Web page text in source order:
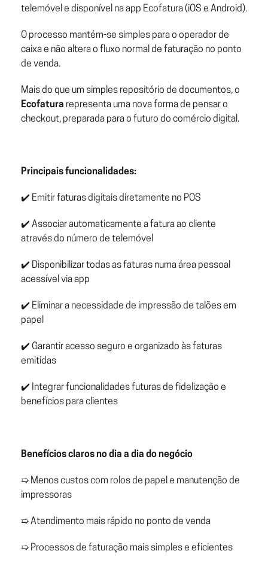
telemóvel e disponível na app Ecofatura (iOS e Android).
O processo mantém-se simples para o operador de
caixa e não altera o fluxo normal de faturação no ponto
de venda.
Mais do que um simples repositório de documentos, o
Ecofatura representa uma nova forma de pensar o
checkout, preparada para o futuro do comércio digital.
Principais funcionalidades:
✔️ Emitir faturas digitais diretamente no POS
✔️ Associar automaticamente a fatura ao cliente
através do número de telemóvel
✔️ Disponibilizar todas as faturas numa área pessoal
acessível via app
✔️ Eliminar a necessidade de impressão de talões em
papel
✔️ Garantir acesso seguro e organizado às faturas
emitidas
✔️ Integrar funcionalidades futuras de fidelização e
benefícios para clientes
Benefícios claros no dia a dia do negócio
➯ Menos custos com rolos de papel e manutenção de
impressoras
➯ Atendimento mais rápido no ponto de venda
➯ Processos de faturação mais simples e eficientes